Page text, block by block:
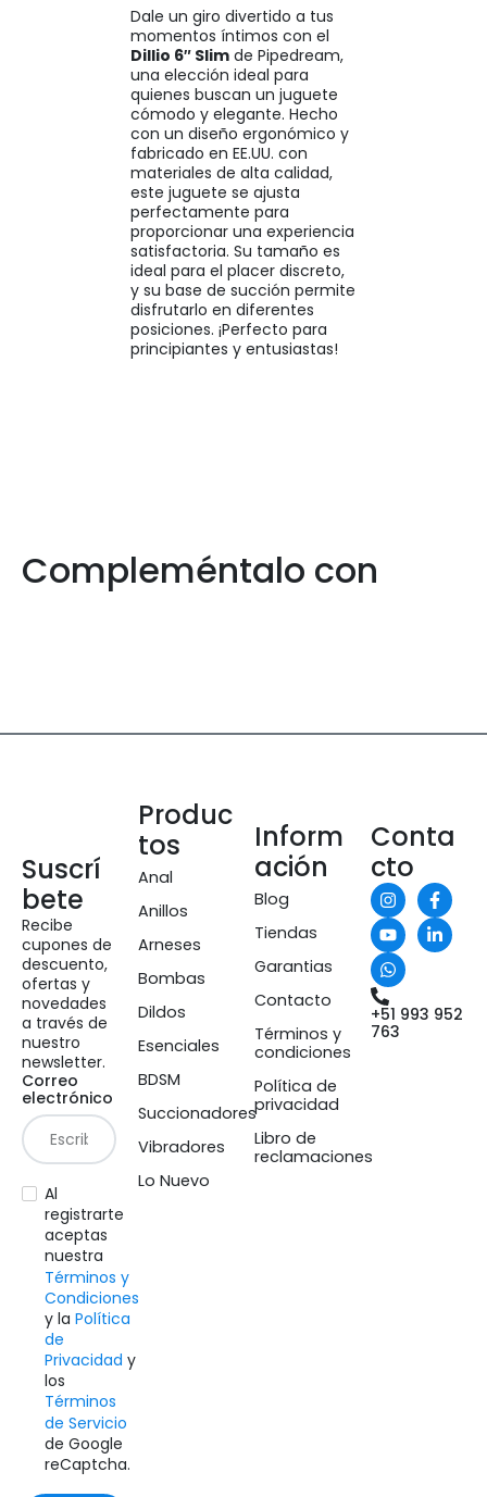
Dale un giro divertido a tus
momentos íntimos con el
Dillio 6″ Slim de Pipedream,
una elección ideal para
quienes buscan un juguete
cómodo y elegante. Hecho
con un diseño ergonómico y
fabricado en EE.UU. con
materiales de alta calidad,
este juguete se ajusta
perfectamente para
proporcionar una experiencia
satisfactoria. Su tamaño es
ideal para el placer discreto,
y su base de succión permite
disfrutarlo en diferentes
posiciones. ¡Perfecto para
principiantes y entusiastas!
Compleméntalo con
Suscrí
bete
Recibe
cupones de
descuento,
ofertas y
novedades
a través de
nuestro
newsletter.
Correo
electrónico
Al
registrarte
aceptas
nuestra
Términos y
Condiciones
y la Política
de
Privacidad y
los
Términos
de Servicio
de Google
reCaptcha.
Produc
tos
Anal
Anillos
Arneses
Bombas
Dildos
Esenciales
BDSM
Succionadores
Vibradores
Lo Nuevo
Inform
ación
Blog
Tiendas
Garantias
Contacto
Términos y
condiciones
Política de
privacidad
Libro de
reclamaciones
Conta
cto
+51 993 952
763